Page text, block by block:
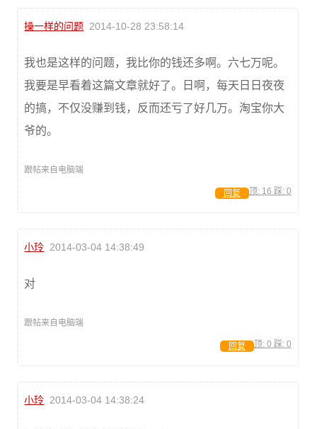
操一样的问题 2014-10-28 23:58:14
我也是这样的问题，我比你的钱还多啊。六七万呢。
我要是早看着这篇文章就好了。日啊，每天日日夜夜
的搞，不仅没赚到钱，反而还亏了好几万。淘宝你大
爷的。
跟帖来自电脑端
顶: 16 踩: 0
回复
小玲 2014-03-04 14:38:49
对
跟帖来自电脑端
顶: 0 踩: 0
回复
小玲 2014-03-04 14:38:24